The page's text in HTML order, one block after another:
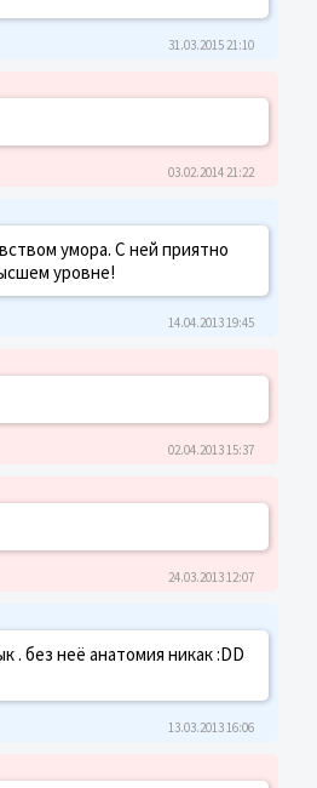
31.03.2015 21:10
03.02.2014 21:22
умора. С ней приятно
уровне!
14.04.2013 19:45
02.04.2013 15:37
24.03.2013 12:07
. без неё анатомия никак :DD
13.03.2013 16:06